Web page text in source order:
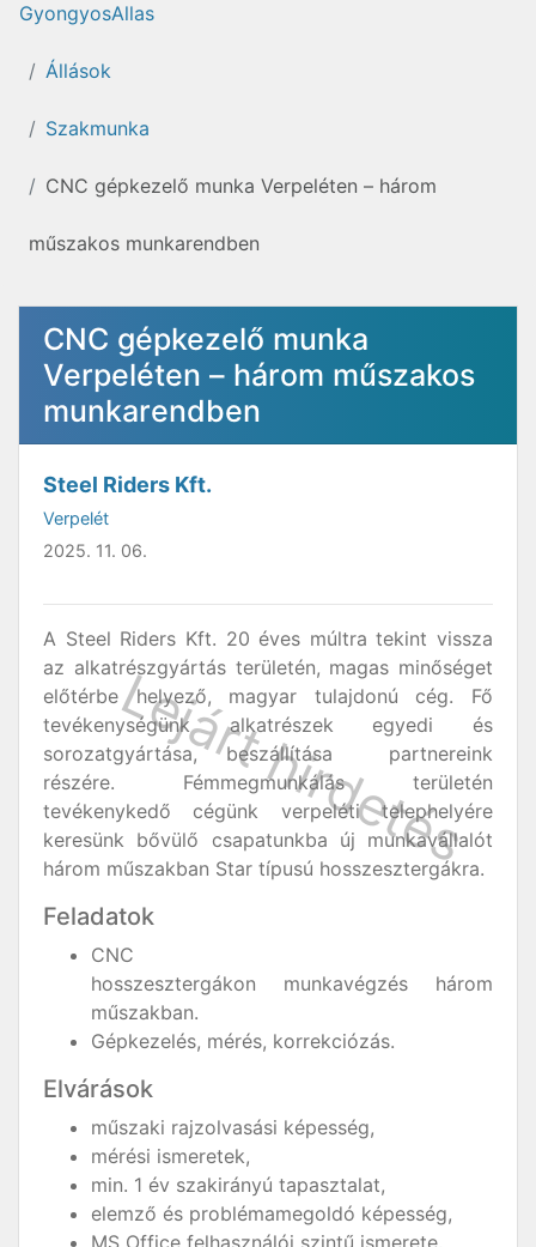
GyongyosAllas
Állások
Szakmunka
CNC gépkezelő munka Verpeléten – három
műszakos munkarendben
CNC gépkezelő munka
Verpeléten – három műszakos
munkarendben
Steel Riders Kft.
Verpelét
2025. 11. 06.
A Steel Riders Kft. 20 éves múltra tekint vissza
az alkatrészgyártás területén, magas minőséget
előtérbe helyező, magyar tulajdonú cég. Fő
tevékenységünk alkatrészek egyedi és
sorozatgyártása, beszállítása partnereink
részére. Fémmegmunkálás területén
tevékenykedő cégünk verpeléti telephelyére
keresünk bővülő csapatunkba új munkavállalót
három műszakban Star típusú hosszesztergákra.
Feladatok
CNC
hosszesztergákon munkavégzés három
műszakban.
Gépkezelés, mérés, korrekciózás.
Elvárások
műszaki rajzolvasási képesség,
mérési ismeretek,
min. 1 év szakirányú tapasztalat,
elemző és problémamegoldó képesség,
MS Office felhasználói szintű ismerete,